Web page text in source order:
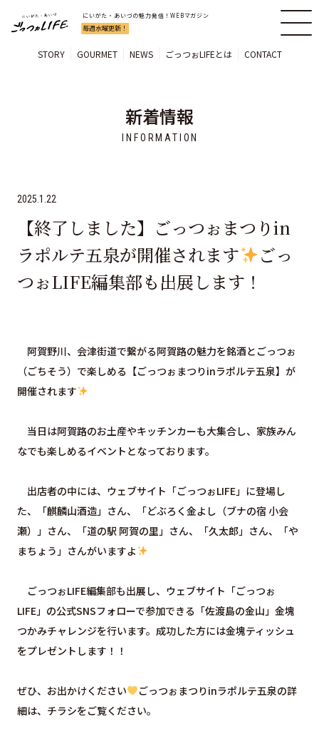
にいがた・あいづの魅力発信！WEBマガジン
毎週水曜更新！
STORY GOURMET NEWS ごっつぉLIFEとは CONTACT
新着情報
INFORMATION
2025.1.22
【終了しました】ごっつぉまつりin
ラポルテ五泉が開催されます
ごっ
つぉLIFE編集部も出展します！
阿賀野川、会津街道で繋がる阿賀路の魅力を銘酒とごっつぉ
（ごちそう）で楽しめる【ごっつぉまつりinラポルテ五泉】が
開催されます
当日は阿賀路のお土産やキッチンカーも大集合し、家族みん
なでも楽しめるイベントとなっております。
出店者の中には、ウェブサイト「ごっつぉLIFE」に登場し
た、「麒麟山酒造」さん、「どぶろく金よし（ブナの宿 小会
瀬）」さん、「道の駅 阿賀の里」さん、「久太郎」さん、「や
まちょう」さんがいますよ
ごっつぉLIFE編集部も出展し、ウェブサイト「ごっつぉ
LIFE」の公式SNSフォローで参加できる「佐渡島の金山」金塊
つかみチャレンジを行います。成功した方には金塊ティッシュ
をプレゼントします！！
ぜひ、お出かけください
ごっつぉまつりinラポルテ五泉の詳
細は、チラシをご覧ください。